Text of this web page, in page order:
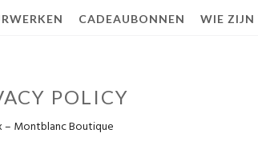
CADEAUBONNEN WIE ZIJN
POLICY
– Montblanc Boutique